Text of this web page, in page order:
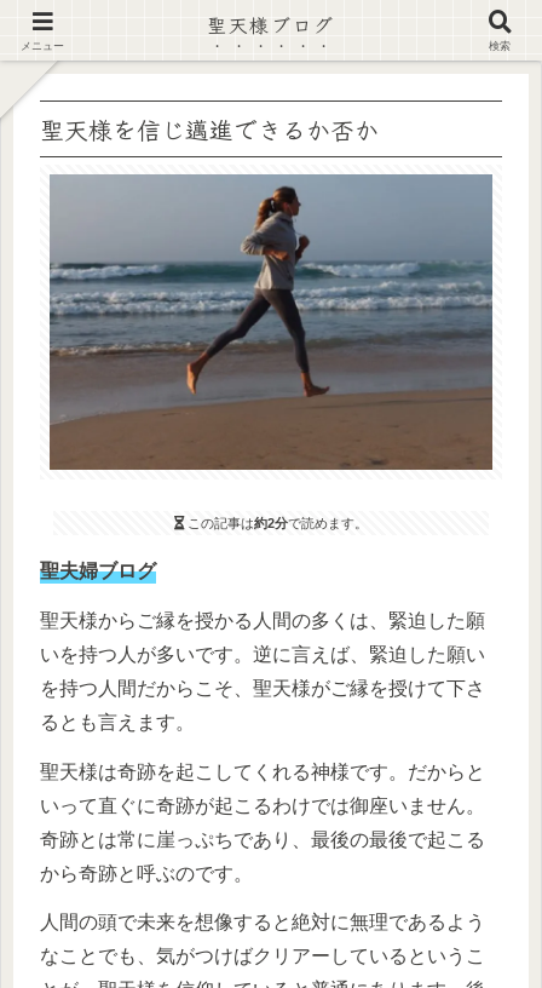
【注意喚起】偽サイト及び偽情報に注意 ▶確認する◀
聖天様を信じ邁進できるか否か
この記事は約2分で読めます。
聖夫婦ブログ
聖天様からご縁を授かる人間の多くは、緊迫した願
いを持つ人が多いです。逆に言えば、緊迫した願い
を持つ人間だからこそ、聖天様がご縁を授けて下さ
るとも言えます。
聖天様は奇跡を起こしてくれる神様です。だからと
いって直ぐに奇跡が起こるわけでは御座いません。
奇跡とは常に崖っぷちであり、最後の最後で起こる
から奇跡と呼ぶのです。
人間の頭で未来を想像すると絶対に無理であるよう
なことでも、気がつけばクリアーしているというこ
メニュー
聖天様ブログ
検索